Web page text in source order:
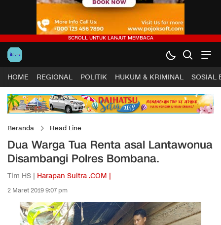
HOME REGIONAL POLITIK HUKUM & KRIMINAL SOSIAL
Beranda Head Line
Dua Warga Tua Renta asal Lantawonua
Disambangi Polres Bombana.
Tim HS | Harapan Sultra .COM |
2 Maret 2019 9:07 pm